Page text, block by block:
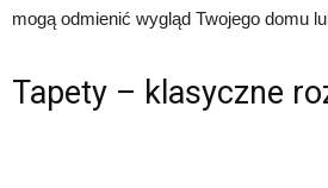
mogą odmienić wygląd Twojego domu
Tapety – klasyczne